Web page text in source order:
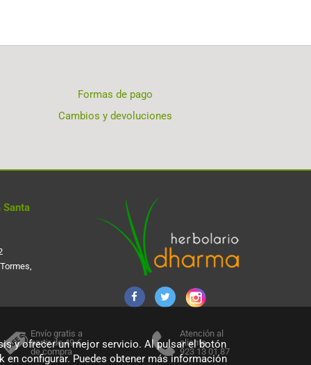
Formas de pago
Cambios y devoluciones
Santa
Envío gratis a
partir de 49 €
de compra
Atención al
cliente
923 13 01 87
y ofrecer un mejor servicio. Al pulsar el botón
configurar. Puedes obtener más información